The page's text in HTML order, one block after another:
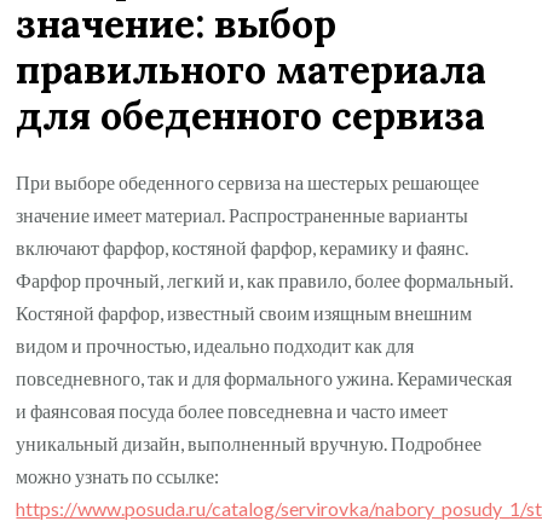
значение: выбор
правильного материала
для обеденного сервиза
При выборе обеденного сервиза на шестерых решающее
значение имеет материал. Распространенные варианты
включают фарфор, костяной фарфор, керамику и фаянс.
Фарфор прочный, легкий и, как правило, более формальный.
Костяной фарфор, известный своим изящным внешним
видом и прочностью, идеально подходит как для
повседневного, так и для формального ужина. Керамическая
и фаянсовая посуда более повседневна и часто имеет
уникальный дизайн, выполненный вручную. Подробнее
можно узнать по ссылке:
https://www.posuda.ru/catalog/servirovka/nabory_posudy_1/